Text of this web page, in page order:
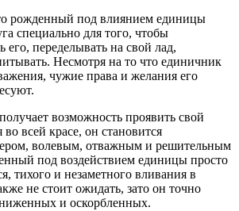
рожденный под влиянием единицы
специально для того, чтобы
его, переделывать на свой лад,
Несмотря на то что единичник
чужие права и желания его
возможность проявить свой
во всей красе, он становится
волевым, отважным и решительным
под воздействием единицы просто
тихого и незаметного вливания в
не стоит ожидать, зато он точно
и оскорбленных.